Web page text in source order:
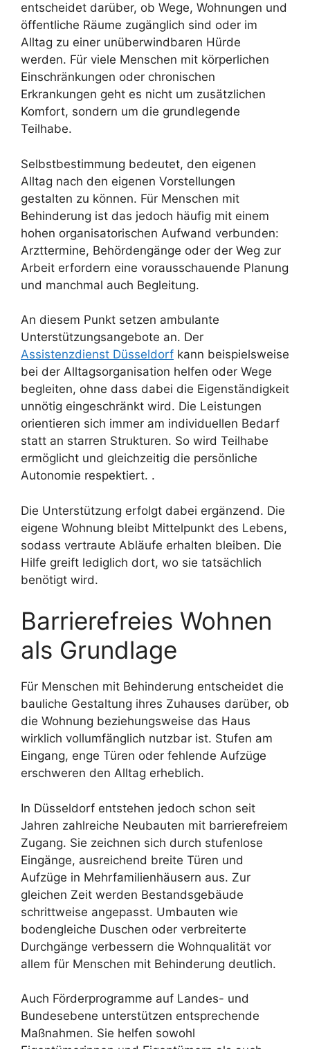
entscheidet darüber, ob Wege, Wohnungen und
öffentliche Räume zugänglich sind oder im
Alltag zu einer unüberwindbaren Hürde
werden. Für viele Menschen mit körperlichen
Einschränkungen oder chronischen
Erkrankungen geht es nicht um zusätzlichen
Komfort, sondern um die grundlegende
Teilhabe.
Selbstbestimmung bedeutet, den eigenen
Alltag nach den eigenen Vorstellungen
gestalten zu können. Für Menschen mit
Behinderung ist das jedoch häufig mit einem
hohen organisatorischen Aufwand verbunden:
Arzttermine, Behördengänge oder der Weg zur
Arbeit erfordern eine vorausschauende Planung
und manchmal auch Begleitung.
An diesem Punkt setzen ambulante
Unterstützungsangebote an. Der
Assistenzdienst Düsseldorf kann beispielsweise
bei der Alltagsorganisation helfen oder Wege
begleiten, ohne dass dabei die Eigenständigkeit
unnötig eingeschränkt wird. Die Leistungen
orientieren sich immer am individuellen Bedarf
statt an starren Strukturen. So wird Teilhabe
ermöglicht und gleichzeitig die persönliche
Autonomie respektiert. .
Die Unterstützung erfolgt dabei ergänzend. Die
eigene Wohnung bleibt Mittelpunkt des Lebens,
sodass vertraute Abläufe erhalten bleiben. Die
Hilfe greift lediglich dort, wo sie tatsächlich
benötigt wird.
Barrierefreies Wohnen
als Grundlage
Für Menschen mit Behinderung entscheidet die
bauliche Gestaltung ihres Zuhauses darüber, ob
die Wohnung beziehungsweise das Haus
wirklich vollumfänglich nutzbar ist. Stufen am
Eingang, enge Türen oder fehlende Aufzüge
erschweren den Alltag erheblich.
In Düsseldorf entstehen jedoch schon seit
Jahren zahlreiche Neubauten mit barrierefreiem
Zugang. Sie zeichnen sich durch stufenlose
Eingänge, ausreichend breite Türen und
Aufzüge in Mehrfamilienhäusern aus. Zur
gleichen Zeit werden Bestandsgebäude
schrittweise angepasst. Umbauten wie
bodengleiche Duschen oder verbreiterte
Durchgänge verbessern die Wohnqualität vor
allem für Menschen mit Behinderung deutlich.
Auch Förderprogramme auf Landes- und
Bundesebene unterstützen entsprechende
Maßnahmen. Sie helfen sowohl